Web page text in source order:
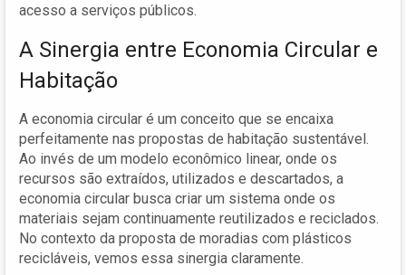
acesso a serviços públicos.
A Sinergia entre Economia Circular e
Habitação
A economia circular é um conceito que se encaixa
perfeitamente nas propostas de habitação sustentável.
Ao invés de um modelo econômico linear, onde os
recursos são extraídos, utilizados e descartados, a
economia circular busca criar um sistema onde os
materiais sejam continuamente reutilizados e reciclados.
No contexto da proposta de moradias com plásticos
recicláveis, vemos essa sinergia claramente.